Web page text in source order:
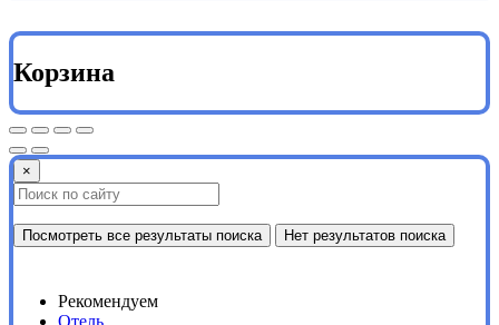
Корзина
×
Посмотреть все результаты поиска Нет результатов поиска
Рекомендуем
Отель